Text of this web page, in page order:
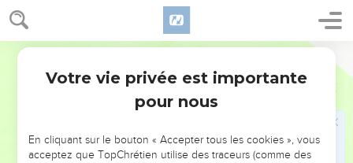
Exode 16
vous de respecter mes commandements et mes lois ?
29 Considérez que c’est l'Eternel qui vous a donné le sabbat.
Voilà pourquoi, le sixième jour, il vous donne de la nourriture
personne ne sorte de chez lui le septième jour. »
Et le peuple se reposa le septième jour.
La communauté d'Israël donna à cette nourriture le nom
de manne. Elle ressemblait à de la graine de coriandre, était
Votre vie privée est importante
pour nous
En cliquant sur le bouton « Accepter tous les cookies », vous
acceptez que TopChrétien utilise des traceurs (comme des